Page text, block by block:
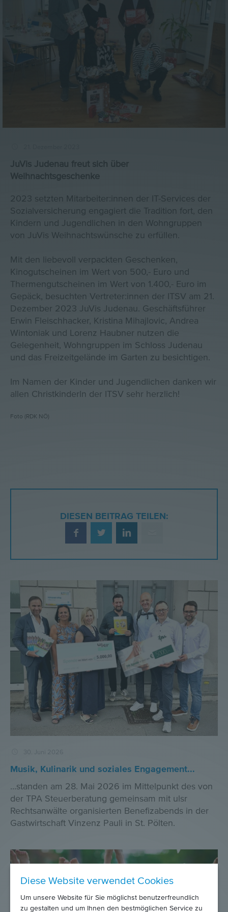
JuVis Judenau freut sich über
Weihnachtsgeschenke
2023 setzten Mitarbeiter:innen der IT-Services der
Sozialversicherung engagiert die Tradition fort, den
Kindern und Jugendlichen in den Wohngruppen
von JuVis Weihnachtswünsche zu erfüllen.
Mit den liebevoll verpackten Geschenken,
Kinogutscheinen im Wert von 500,- Euro und
Thermengutscheinen im Wert von 1.400,- Euro im
Gepäck, besuchten Vertreter:innen der ITSV am 21.
Dezember 2023 JuVis Judenau. Geschäftsführer
Erwin Fleischhacker, Kristina Mihajlovic, Andrea
Wintoniak und Lorenz Haubner nutzen die
Gelegenheit, Wohngruppen im Schloss Judenau
und das Freizeitgelände im Garten zu besichtigen.
Im Namen der Kinder und Jugendlichen danken wir
allen Christkinderln der ITSV sehr herzlich!
Foto (RDK NÖ)
DIESEN BEITRAG TEILEN:
Musik, Kulinarik und soziales Engagement...
...standen am 28. Mai 2026 im Mittelpunkt des von
der TPA Steuerberatung gemeinsam mit ulsr
Rechtsanwälte organisierten Benefizabends in der
Gastwirtschaft Vinzenz Pauli in St. Pölten.
Diese Website verwendet Cookies
Um unsere Website für Sie möglichst benutzerfreundlich
zu gestalten und um Ihnen den bestmöglichen Service zu